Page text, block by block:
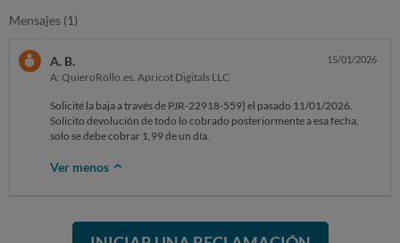
Mensajes (1)
A. B.
A: QuieroRollo.es. Apricot Digitals LLC
15/01/2026
Solicité la baja a través de PJR-22918-559] el pasado 11/01/2026.
Solicito devolución de todo lo cobrado posteriormente a esa fecha,
solo se debe cobrar 1,99 de un día.
Ver menos